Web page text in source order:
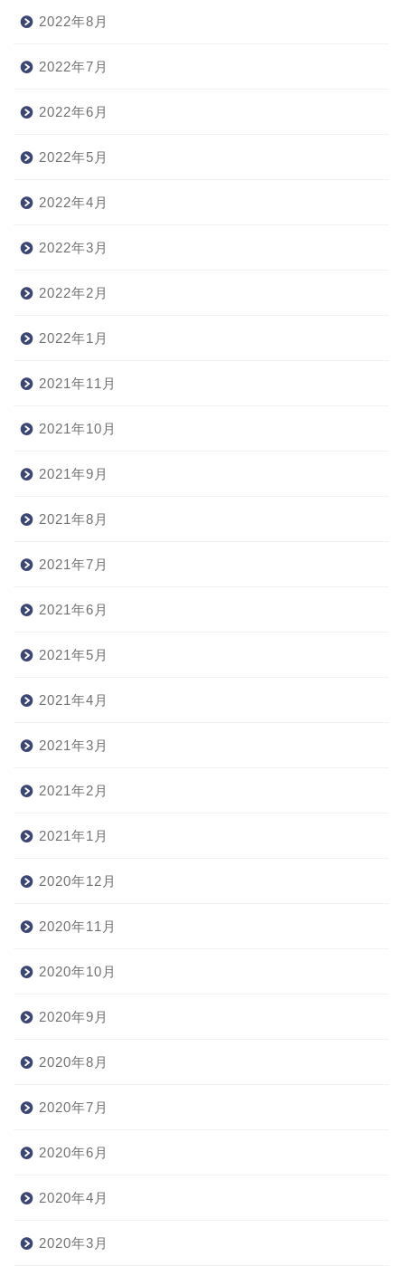
2022年8月
2022年7月
2022年6月
2022年5月
2022年4月
2022年3月
2022年2月
2022年1月
2021年11月
2021年10月
2021年9月
2021年8月
2021年7月
2021年6月
2021年5月
2021年4月
2021年3月
2021年2月
2021年1月
2020年12月
2020年11月
2020年10月
2020年9月
2020年8月
2020年7月
2020年6月
2020年4月
2020年3月